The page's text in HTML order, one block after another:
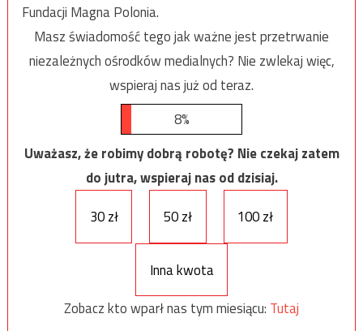
Fundacji Magna Polonia.
Masz świadomość tego jak ważne jest przetrwanie
niezależnych ośrodków medialnych? Nie zwlekaj więc,
wspieraj nas już od teraz.
8%
Uważasz, że robimy dobrą robotę? Nie czekaj zatem
do jutra, wspieraj nas od dzisiaj.
30 zł
50 zł 100 zł
Inna kwota
Zobacz kto wparł nas tym miesiącu: Tutaj